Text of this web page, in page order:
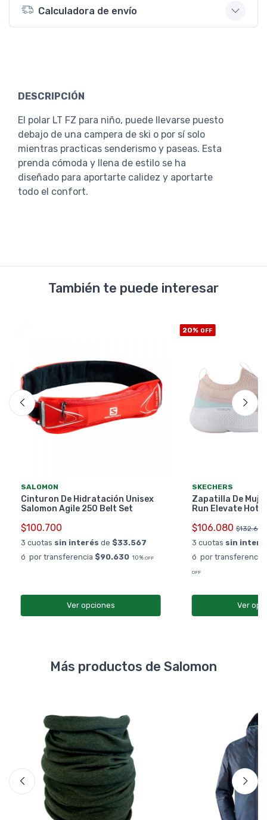
Calculadora de envío
DESCRIPCIÓN
El polar LT FZ para niño, puede llevarse puesto
debajo de una campera de ski o por sí solo
mientras practicas senderismo y paseas. Esta
prenda cómoda y llena de estilo se ha
diseñado para aportarte calidez y aportarte
todo el confort.
También te puede interesar
SALOMON
Cinturon De Hidratación Unisex
Salomon Agile 250 Belt Set
$100.700
3 cuotas sin interés de $33.567
ó por transferencia $90.630 10% OFF
Ver opciones
20% OFF
SKECHERS
Zapatilla De
Run Elevate Hot
$106.080 $132.600
3 cuotas sin
ó por transferencia
OFF
Ver
Más productos de Salomon